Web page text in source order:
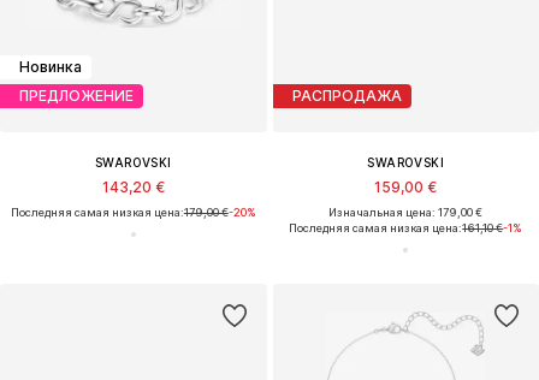
Новинка
ПРЕДЛОЖЕНИЕ
SWAROVSKI
143,20 €
Последняя самая низкая цена:179,00 €-20%
РАСПРОДАЖА
SWAROVSKI
159,00 €
Изначальная цена: 179,00 €
Последняя самая низкая цена:161,10 €-1%